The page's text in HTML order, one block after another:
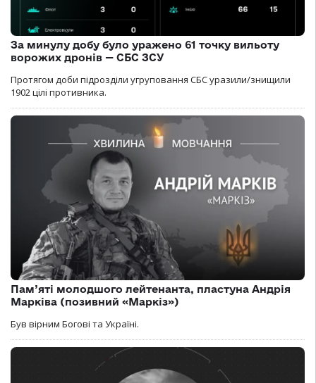
За минулу добу було уражено 61 точку вильоту
ворожих дронів — СБС ЗСУ
Протягом доби підрозділи угруповання СБС уразили/знищили
1902 цілі противника.
Пам’яті молодшого лейтенанта, пластуна Андрія
Марківа (позивний «Маркіз»)
Був вірним Богові та Україні.